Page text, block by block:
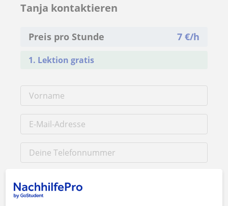
Tanja kontaktieren
Preis pro Stunde 7€/h
1. Lektion gratis